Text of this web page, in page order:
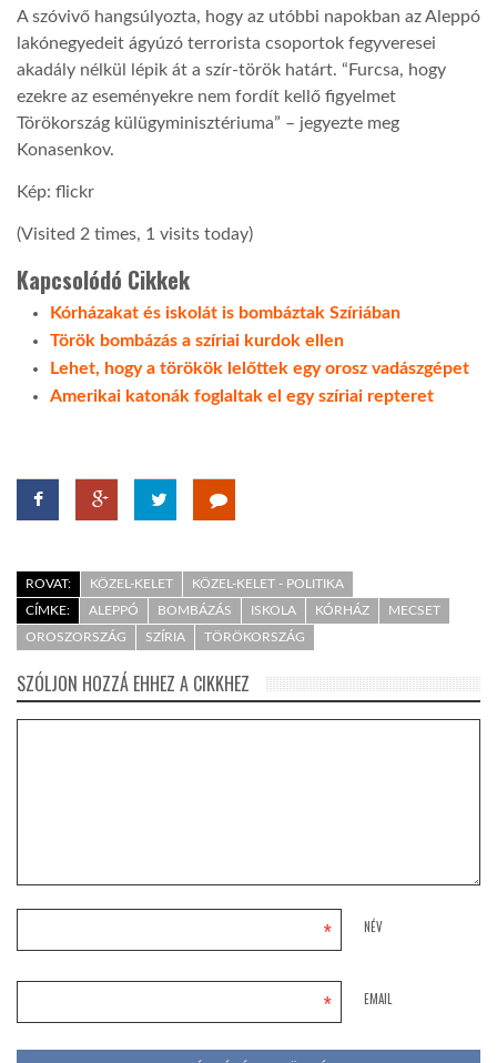
DOBRAVERO.HU
LATIMO.HU
GLOBOBOOK
A szóvivő hangsúlyozta, hogy az utóbbi napokban az Aleppó
lakónegyedeit ágyúzó terrorista csoportok fegyveresei
akadály nélkül lépik át a szír-török határt. “Furcsa, hogy
ezekre az eseményekre nem fordít kellő figyelmet
Törökország külügyminisztériuma” – jegyezte meg
Konasenkov.
Kép: flickr
(Visited 2 times, 1 visits today)
Kapcsolódó Cikkek
Kórházakat és iskolát is bombáztak Szíriában
Török bombázás a szíriai kurdok ellen
Lehet, hogy a törökök lelőttek egy orosz vadászgépet
Amerikai katonák foglaltak el egy szíriai repteret
ROVAT: KÖZEL-KELET
KÖZEL-KELET - POLITIKA
CÍMKE:
ALEPPÓ BOMBÁZÁS ISKOLA KÓRHÁZ
MECSET
OROSZORSZÁG
SZÍRIA TÖRÖKORSZÁG
SZÓLJON HOZZÁ EHHEZ A CIKKHEZ
NÉV
*
EMAIL
*